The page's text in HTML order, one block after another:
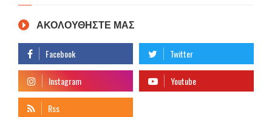
ΑΚΟΛΟΥΘΗΣΤΕ ΜΑΣ